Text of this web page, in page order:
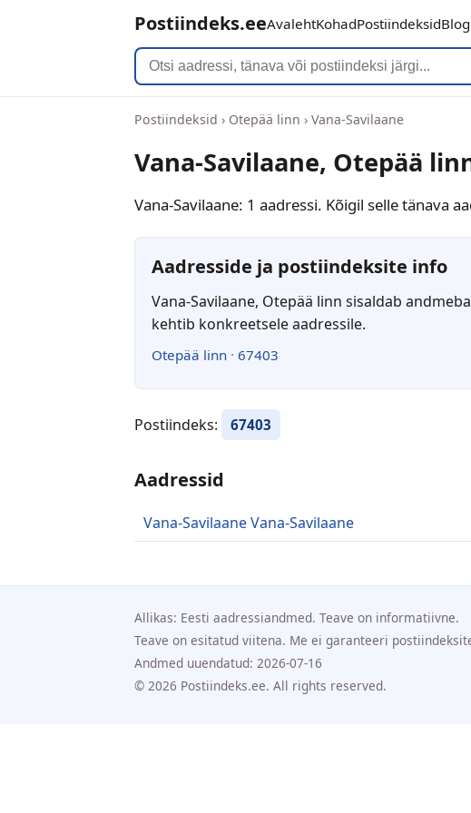
Postiindeks.eeAvalehtKohadPostiindeksid
Postiindeksid › Otepää linn › Vana-Savilaane
Vana-Savilaane, Otepää
Vana-Savilaane: 1 aadressi. Kõigil selle tänava
Aadresside ja postiindeksite info
Vana-Savilaane, Otepää linn sisaldab
kehtib konkreetsele aadressile.
Otepää linn · 67403
Postiindeks: 67403
Aadressid
Vana-Savilaane Vana-Savilaane
Allikas: Eesti aadressiandmed. Teave on informatiivne.
Teave on esitatud viitena. Me ei garanteeri
Andmed uuendatud: 2026-07-16
© 2026 Postiindeks.ee. All rights reserved.